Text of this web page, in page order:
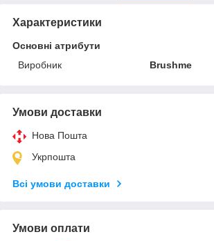
Характеристики
Основні атрибути
Виробник
Brushme
Умови доставки
Нова Пошта
Укрпошта
Всі умови доставки
Умови оплати